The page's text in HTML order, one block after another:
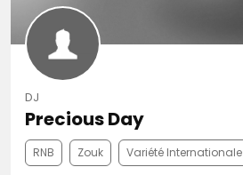
DJ
Precious Day
RNB Zouk Variété Internationale